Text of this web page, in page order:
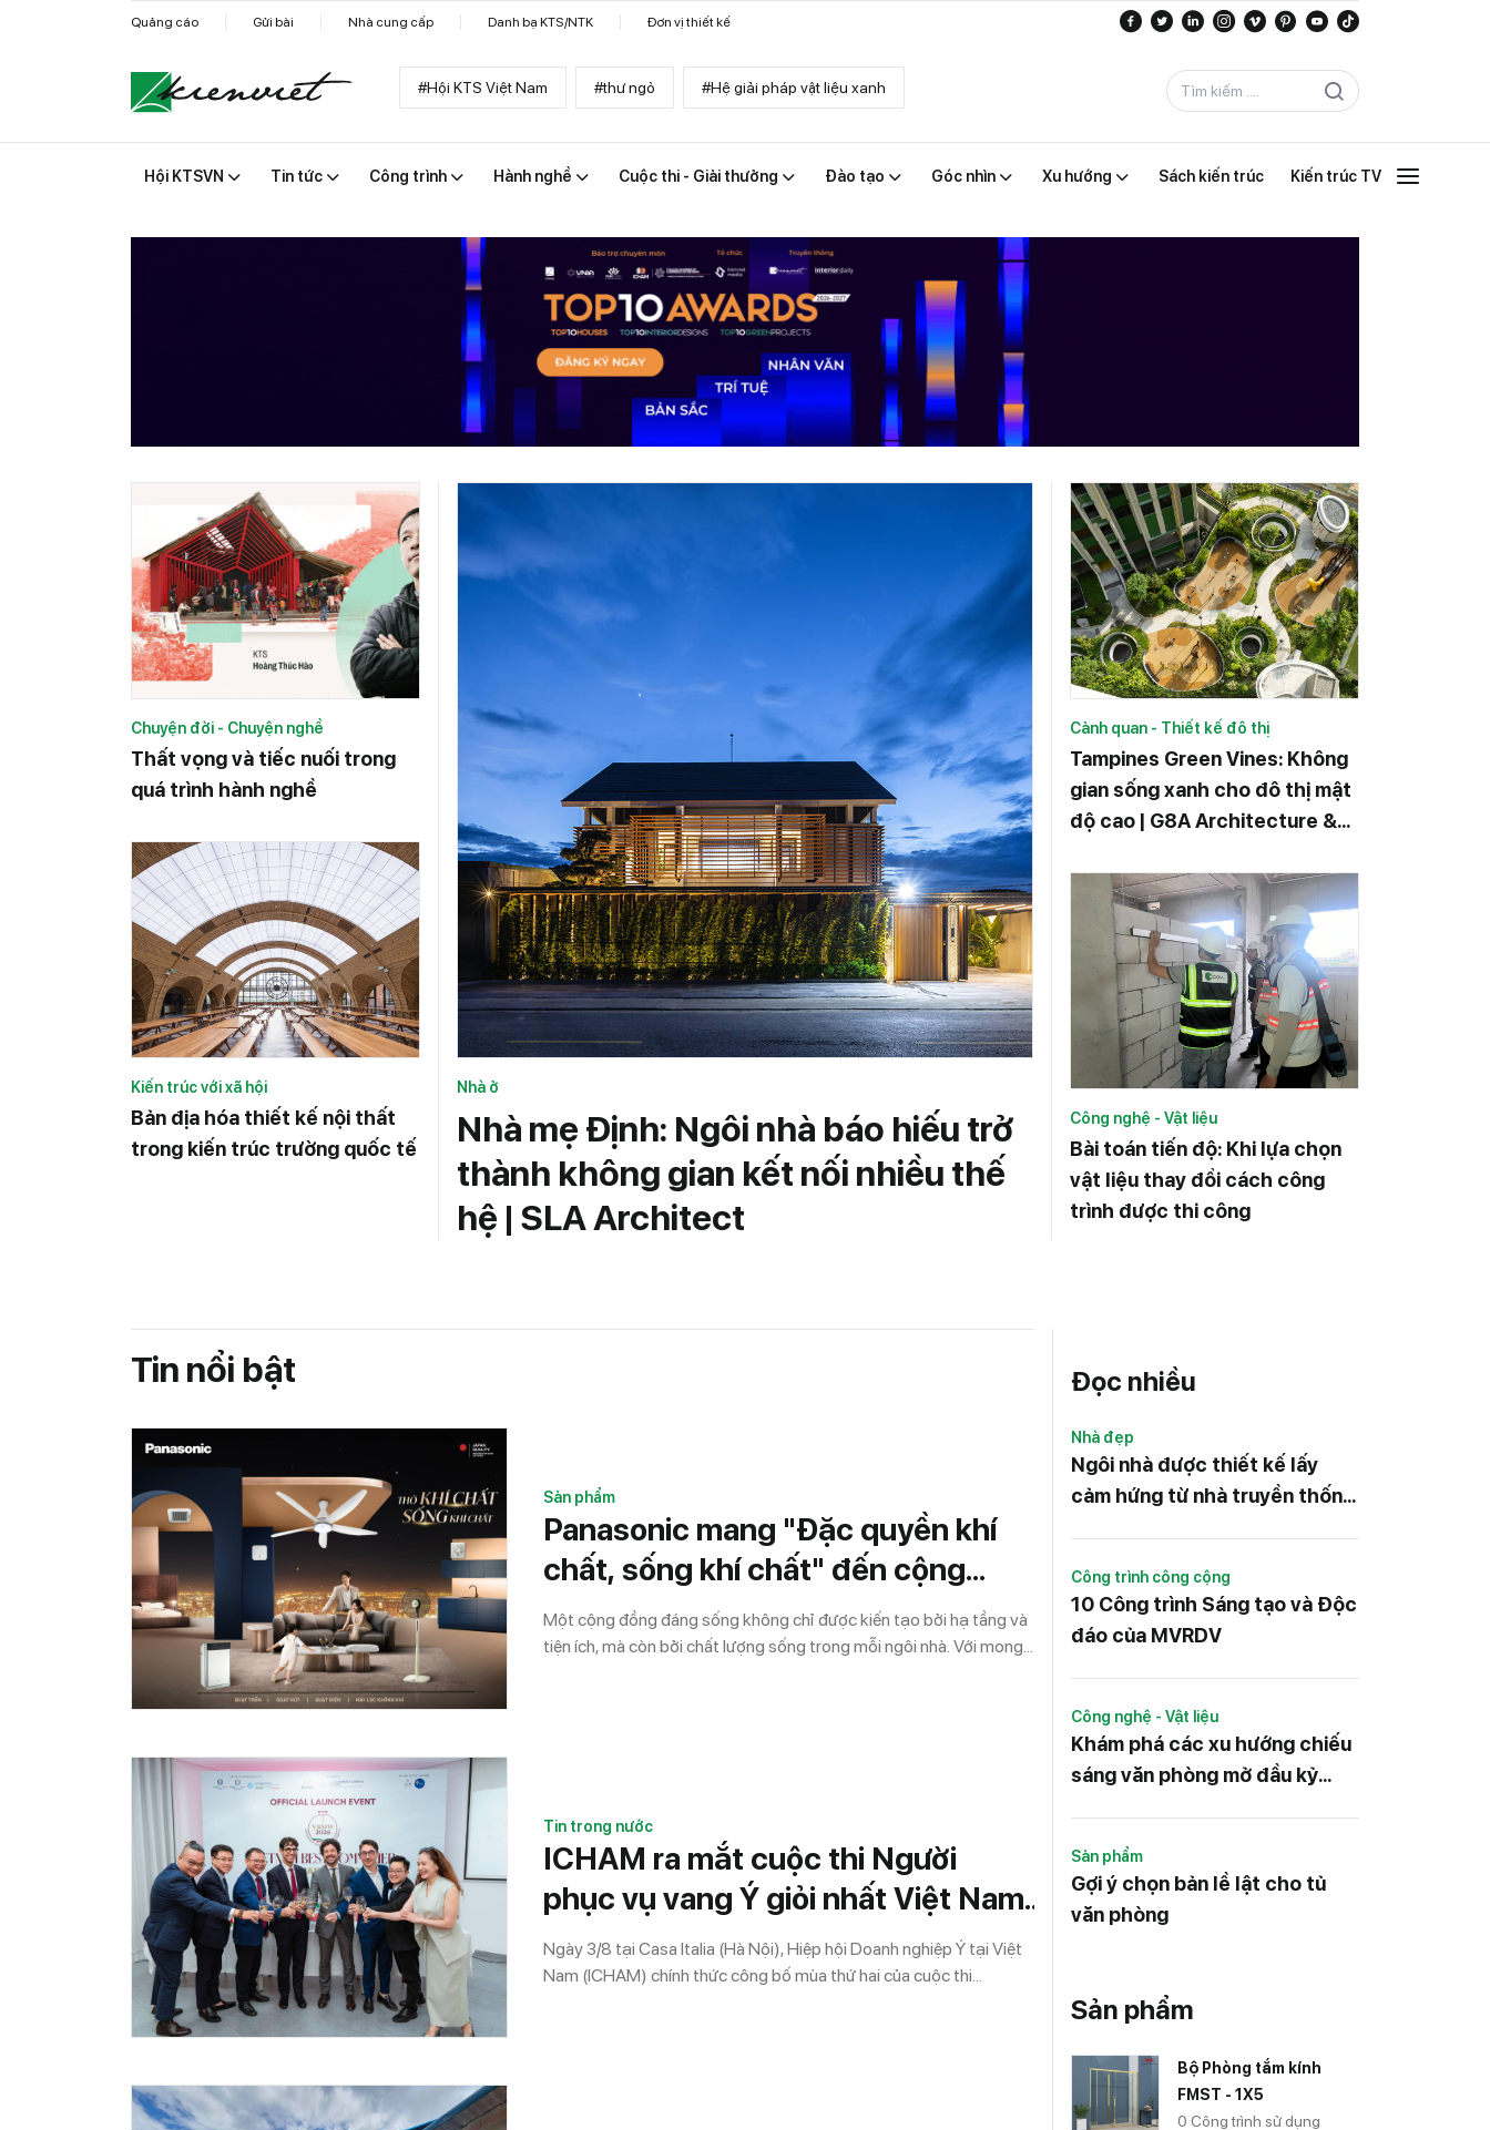
Quảng cáo Gửi bài Nhà cung cấp Danh bạ KTS/NTK Đơn vị thiết kế
#Hội KTS Việt Nam #thư ngỏ #Hệ giải pháp vật liệu xanh
Hội KTSVN Tin tức Công trình Hành nghề Cuộc thi - Giải thưởng Đào tạo Góc nhìn Xu hướng Sách kiến trúc Kiến trúc TV
Nhà ở
Nhà mẹ Định: Ngôi nhà báo hiếu trở
thành không gian kết nối nhiều thế
hệ | SLA Architect
Chuyện đời - Chuyện nghề
Thất vọng và tiếc nuối trong
quá trình hành nghề
Kiến trúc với xã hội
Bản địa hóa thiết kế nội thất
trong kiến trúc trường quốc tế
Cảnh quan - Thiết kế đô thị
Tampines Green Vines: Không
gian sống xanh cho đô thị mật
độ cao | G8A Architecture &
Công nghệ - Vật liệu
Bài toán tiến độ: Khi lựa chọn
vật liệu thay đổi cách công
trình được thi công
Tin nổi bật
Sản phẩm
Panasonic mang "Đặc quyền khí
chất, sống khí chất" đến cộng
đồng cư dân
Một cộng đồng đáng sống không chỉ được kiến tạo bởi hạ tầng và
tiện ích, mà còn bởi chất lượng sống trong mỗi ngôi nhà. Với mong
Tin trong nước
ICHAM ra mắt cuộc thi Người
phục vụ vang Ý giỏi nhất Việt Nam
2026
Ngày 3/8 tại Casa Italia (Hà Nội), Hiệp hội Doanh nghiệp Ý tại Việt
Nam (ICHAM) chính thức công bố mùa thứ hai của cuộc thi
Đọc nhiều
Nhà đẹp
Ngôi nhà được thiết kế lấy
cảm hứng từ nhà truyền thống
Công trình công cộng
10 Công trình Sáng tạo và Độc
đáo của MVRDV
Công nghệ - Vật liệu
Khám phá các xu hướng chiếu
sáng văn phòng mở đầu kỷ
Sản phẩm
Gợi ý chọn bản lề lật cho tủ
văn phòng
Sản phẩm
Bộ Phòng tắm kính
FMST - 1X5
0 Công trình sử dụng